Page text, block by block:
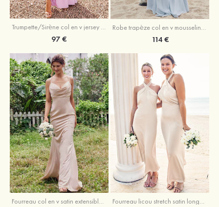
Trumpette/Sirène col en v jersey ras du sol robe de demoiselle d'honneur
97 € 114 €
Fourreau col en v satin extensible ras du sol robe de demoiselle d'honneur Fourreau licou stretch satin longueur cheville robe de demoiselle d'honneur